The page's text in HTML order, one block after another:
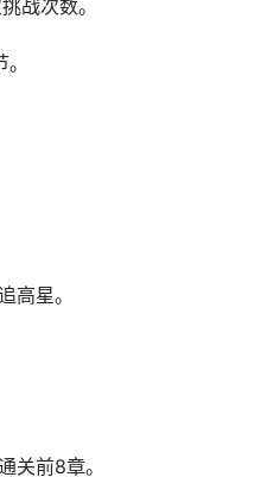
战次数。
高星。
关前8章。